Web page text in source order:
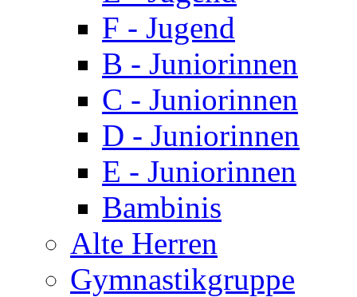
F - Jugend
B - Juniorinnen
C - Juniorinnen
D - Juniorinnen
E - Juniorinnen
Bambinis
Alte Herren
Gymnastikgruppe